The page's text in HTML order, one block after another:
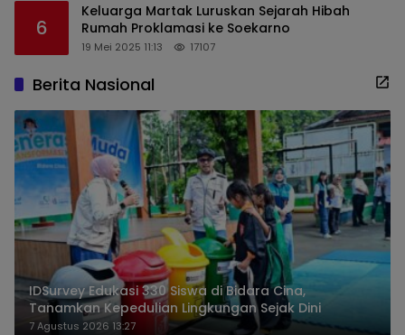
6
Keluarga Martak Luruskan Sejarah Hibah
Rumah Proklamasi ke Soekarno
19 Mei 2025 11:13 17107
Berita Nasional
IDSurvey Edukasi 330 Siswa di Bidara Cina,
Tanamkan Kepedulian Lingkungan Sejak Dini
7 Agustus 2026 13:27